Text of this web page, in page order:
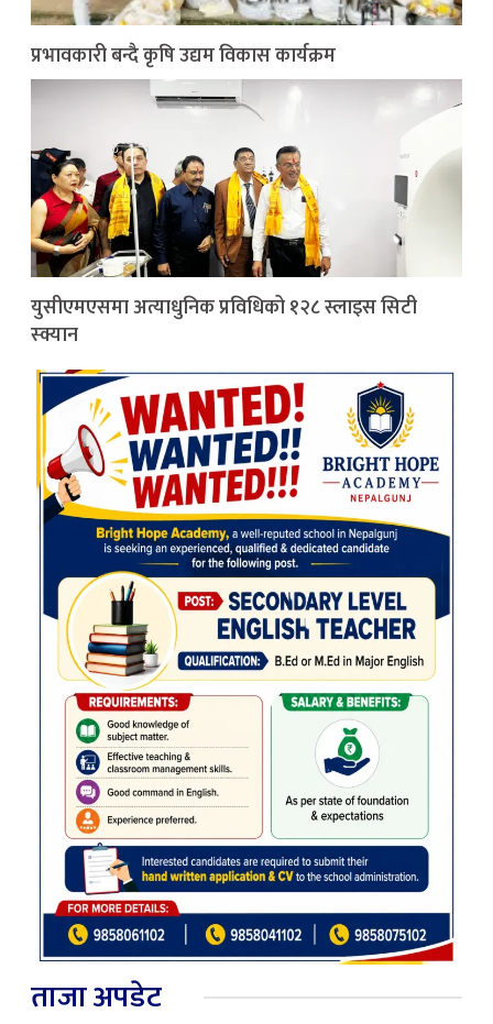
प्रभावकारी बन्दै कृषि उद्यम विकास कार्यक्रम
युसीएमएसमा अत्याधुनिक प्रविधिको १२८ स्लाइस सिटी
स्क्यान
ताजा अपडेट